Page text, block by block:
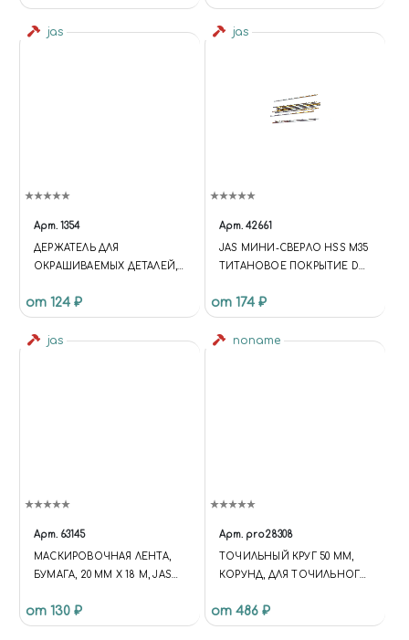
jas
Арт. 1354
ДЕРЖАТЕЛЬ ДЛЯ
ОКРАШИВАЕМЫХ ДЕТАЛЕЙ,
JAS 1354
от 124 ₽
jas
Арт. 42661
JAS МИНИ-СВЕРЛО HSS M35
ТИТАНОВОЕ ПОКРЫТИЕ D
от 174 ₽
jas
Арт. 63145
МАСКИРОВОЧНАЯ ЛЕНТА,
БУМАГА, 20 ММ Х 18 М, JAS
от 130 ₽
noname
Арт. pro28308
ТОЧИЛЬНЫЙ КРУГ 50 ММ,
КОРУНД, ДЛЯ ТОЧИЛЬНОГО
от 486 ₽